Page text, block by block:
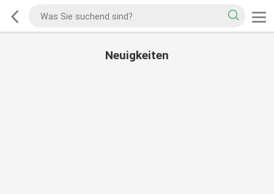
Neuigkeiten